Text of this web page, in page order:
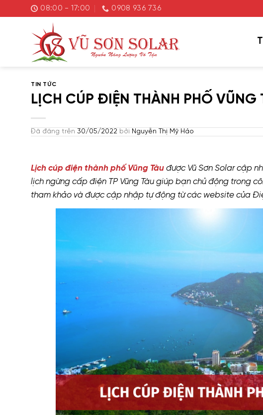
đến
08:00 - 17:00 0908 936 736
TIN TỨC
LỊCH CÚP ĐIỆN THÀNH PHỐ VŨNG
Đã đăng trên 30/05/2022 bởi Nguyễn Thị Mỹ Hảo
Lịch cúp điện thành phố Vũng Tàu được Vũ Sơn Solar cập
lịch ngừng cấp điện TP Vũng Tàu giúp bạn chủ động trong
tham khảo và được cập nhập tự động từ các website của